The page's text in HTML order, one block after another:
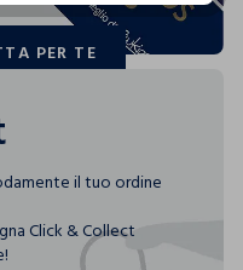
PER TE
PER TE
il tuo ordine
Click & Collect